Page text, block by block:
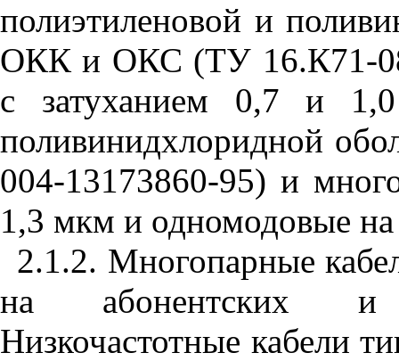
полиэтиленовой и
ОКК и ОКС (ТУ 16.К71-
с затуханием 0,7 и
поливинидхлоридной
004-13173860-95) и
1,3 мкм и одномодовые
2.1.2. Многопарные
на абонентских и
Низкочастотные кабели